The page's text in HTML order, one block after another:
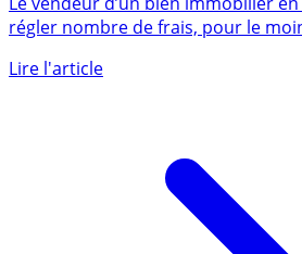
moins 1000€ de frais
Le vendeur d’un bien immobilier
régler nombre de frais, pour le
permettre (...)